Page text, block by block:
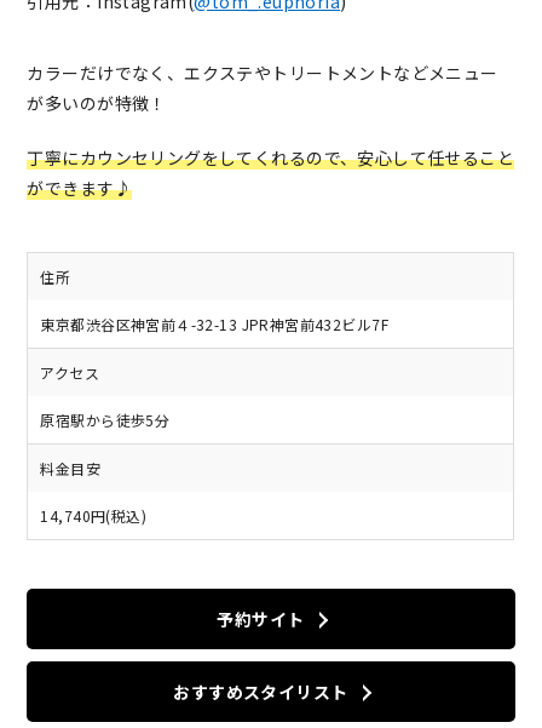
カラーだけでなく、エクステやトリートメントなどメニュー
が多いのが特徴！
丁寧にカウンセリングをしてくれるので、安心して任せること
ができます♪
住所
東京都渋谷区神宮前４-32-13 JPR神宮前432ビル7F
アクセス
原宿駅から徒歩5分
料金目安
14,740円(税込)
予約サイト
おすすめスタイリスト